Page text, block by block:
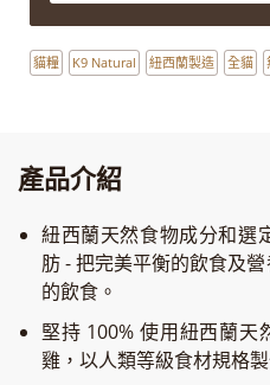
貓糧 K9 Natural 紐西蘭製造 全貓
產品介紹
紐西蘭天然食物成分和選
肪 - 把完美平衡的飲食及
的飲食。
堅持 100% 使用紐西蘭
雞，以人類等級食材規格製